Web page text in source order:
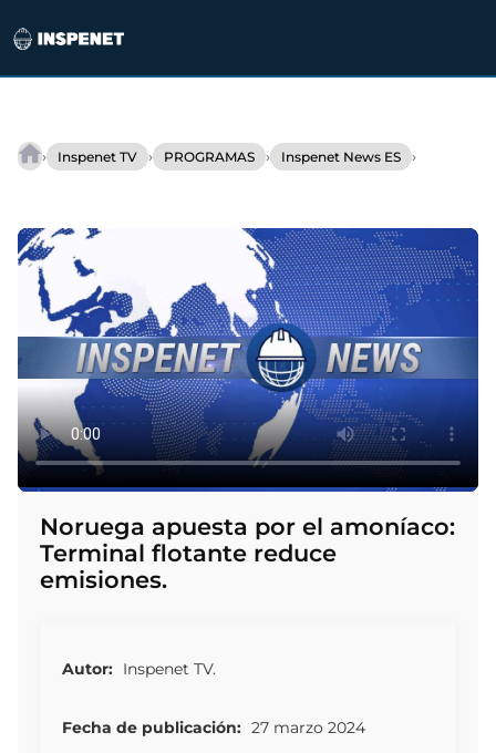
contenido
› Inspenet TV › PROGRAMAS › Inspenet News ES ›
Noruega
amoníaco:
Terminal
flotante
reduce
emisiones.
Noruega apuesta por el amoníaco:
Terminal flotante reduce
emisiones.
Autor: Inspenet TV.
Fecha de publicación: 27 marzo 2024